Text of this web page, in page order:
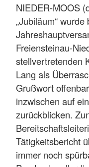
NIEDER-MOOS
„Jubiläum“ wurde
Freiensteinau-
stellvertretenden
Lang als
Grußwort
inzwischen auf
zurückblicken.
Tätigkeitsbericht
immer noch